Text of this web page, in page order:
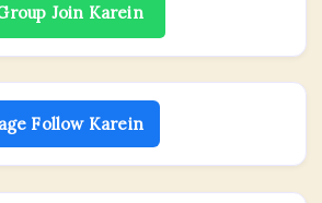
Join Karein
Follow Karein